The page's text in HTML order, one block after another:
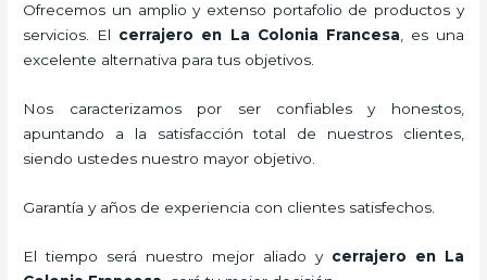
Ofrecemos un amplio y extenso portafolio de productos y
servicios. El cerrajero en La Colonia Francesa , es una
excelente alternativa para tus objetivos.
Nos caracterizamos por ser confiables y honestos,
apuntando a la satisfacción total de nuestros clientes,
siendo ustedes nuestro mayor objetivo.
Garantía y años de experiencia con clientes satisfechos.
El tiempo será nuestro mejor aliado y cerrajero en La